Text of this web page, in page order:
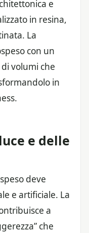
e
in resina,
La
con un
volumi che
in
e delle
deve
e artificiale. La
a
che